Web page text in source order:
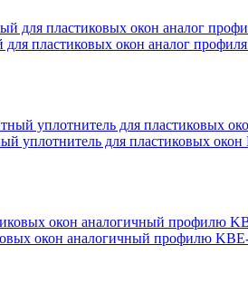
пластиковых окон аналог
уплотнитель для пластиковых окон
окон аналогичный профилю